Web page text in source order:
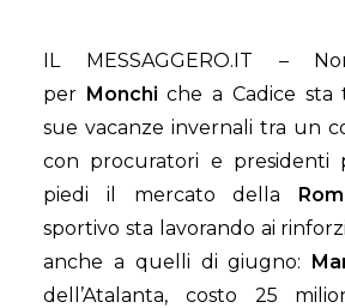
IL MESSAGGERO.IT –
per Monchi che a Cadice sta
sue vacanze invernali tra un
con procuratori e presidenti
piedi il mercato della
sportivo sta lavorando ai
anche a quelli di giugno:
dell’Atalanta, costo 25